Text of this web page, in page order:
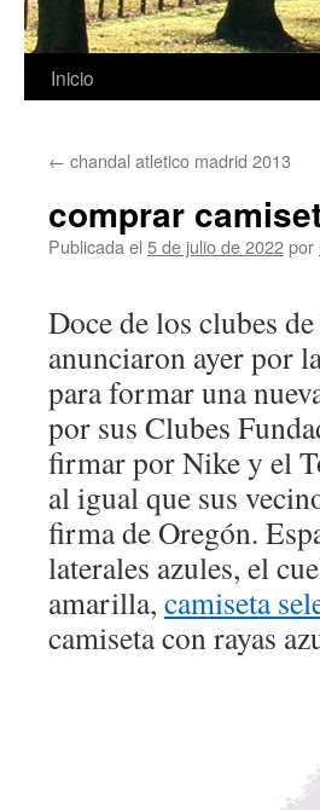
Saltar
contenido
Inicio
← chandal atletico madrid 2013
comprar
Publicada el 5 de julio de 2022por
Doce de los clubes
anunciaron ayer por
para formar una
por sus Clubes
firmar por Nike y el
al igual que sus
firma de Oregón.
laterales azules, el
amarilla, camiseta
camiseta con rayas